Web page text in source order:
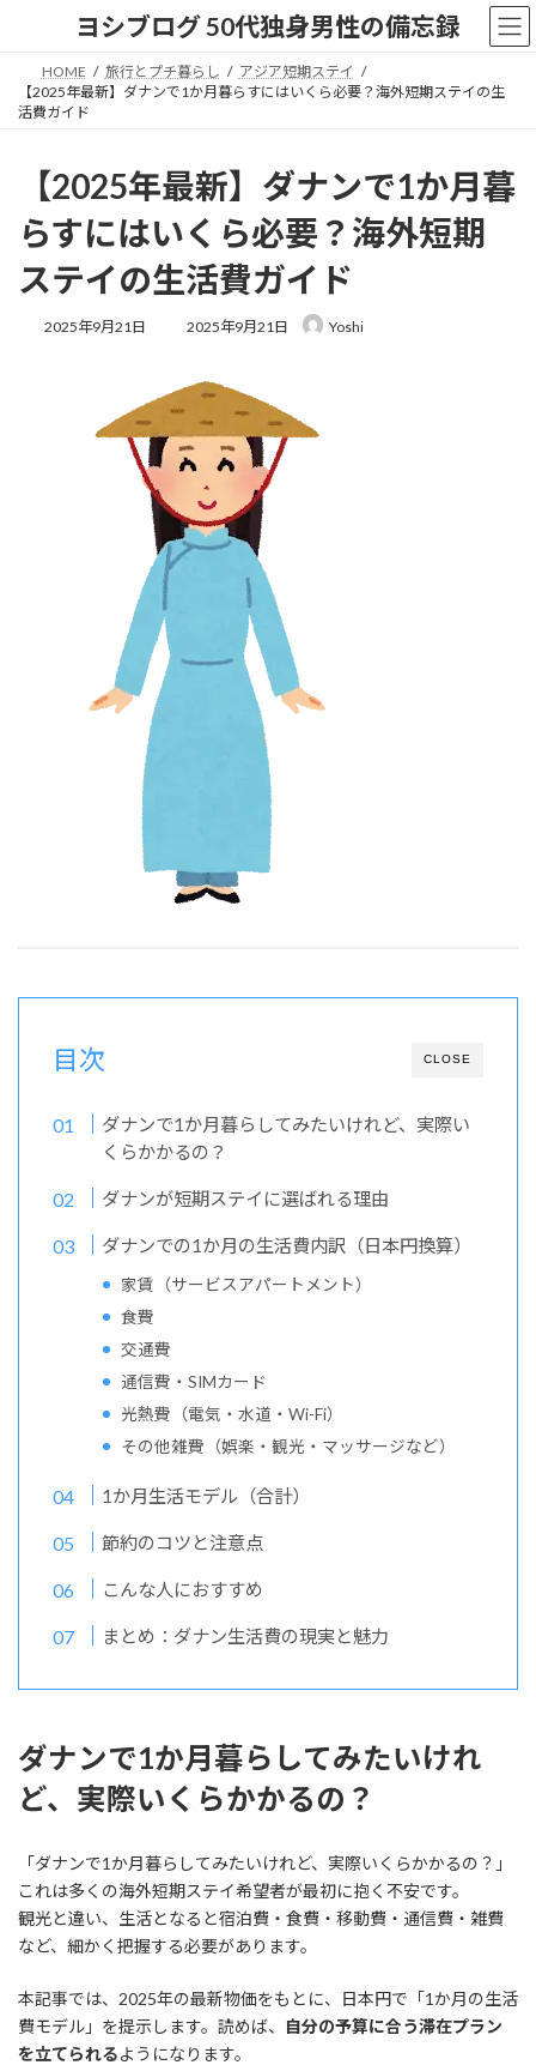
ヨシブログ 50代独身男性の備忘録
HOME 旅行とプチ暮らし
アジア短期ステイ
【2025年最新】ダナンで1か月暮らすにはいくら必要？海外短期ステイの生
活費ガイド
【2025年最新】ダナンで1か月暮
らすにはいくら必要？海外短期
ステイの生活費ガイド
2025年9月21日
最
新
時
:
2025年9月21日 Yoshi
CLOSE
目次
ダナンで1か月暮らしてみたいけれど、実際い
くらかかるの？
ダナンが短期ステイに選ばれる理由
ダナンでの1か月の生活費内訳（日本円換算）
家賃（サービスアパートメント）
食費
交通費
通信費・SIMカード
光熱費（電気・水道・Wi-Fi）
その他雑費（娯楽・観光・マッサージなど）
1か月生活モデル（合計）
節約のコツと注意点
こんな人におすすめ
まとめ：ダナン生活費の現実と魅力
ダナンで1か月暮らしてみたいけれ
ど、実際いくらかかるの？
「ダナンで1か月暮らしてみたいけれど、実際いくらかかるの？」
これは多くの海外短期ステイ希望者が最初に抱く不安です。
観光と違い、生活となると宿泊費・食費・移動費・通信費・雑費
など、細かく把握する必要があります。
本記事では、2025年の最新物価をもとに、日本円で「1か月の生活
費モデル」を提示します。読めば、
自分の予算に合う滞在プラン
を立てられるようになります。